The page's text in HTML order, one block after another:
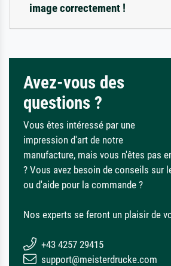
image correctement !
Avez-vous des
questions ?
Vous êtes intéressé par une
impression d'art de notre
manufacture, mais vous n'êtes pas
? Vous avez besoin de conseils sur
ou d'aide pour la commande ?
Nos experts se feront un plaisir de
+43 4257 29415
support@meisterdrucke.com